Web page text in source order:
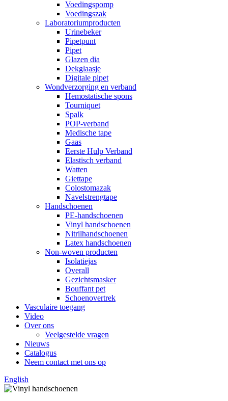
Voedingspomp
Voedingszak
Laboratoriumproducten
Urinebeker
Pipetpunt
Pipet
Glazen dia
Dekglaasje
Digitale pipet
Wondverzorging en verband
Hemostatische spons
Tourniquet
Spalk
POP-verband
Medische tape
Gaas
Eerste Hulp Verband
Elastisch verband
Watten
Giettape
Colostomazak
Navelstrengtape
Handschoenen
PE-handschoenen
Vinyl handschoenen
Nitrilhandschoenen
Latex handschoenen
Non-woven producten
Isolatiejas
Overall
Gezichtsmasker
Bouffant pet
Schoenovertrek
Vasculaire toegang
Video
Over ons
Veelgestelde vragen
Nieuws
Catalogus
Neem contact met ons op
English